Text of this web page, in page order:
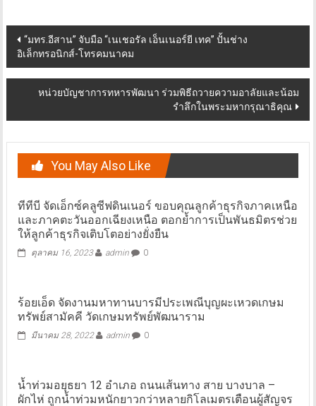
Post
navigation
“มทร.อีสาน” จับมือ “เนเชอรัล เอ็นเนอร์ยี เทค” ปั้นช่าง
อิเล็กทรอนิกส์-โทรคมนาคม
หน่วยบัญชาการทหารพัฒนา ร่วมพิธีถวายความอาลัยและน้อม
รำลึกในพระมหากรุณาธิคุณ
You May Also Like
ทีทีบี จัดเอ็กซ์คลูซีฟดินเนอร์ ขอบคุณลูกค้าธุรกิจภาคเหนือ
และภาคตะวันออกเฉียงเหนือ ตอกย้ำการเป็นพันธมิตรช่วย
ให้ลูกค้าธุรกิจเติบโตอย่างยั่งยืน
ตุลาคม 16, 2023 admin 0
ร้อยเอ็ด จัดงานมหาทานบารมีประเพณีบุญผะเหวดเกษม
ทรัพย์สามัคคี วัดเกษมทรัพย์พัฒนาราม
มีนาคม 28, 2022 admin 0
น้ำท่วมอยุธยา 12 อำเภอ ถนนเส้นทาง สาย บางบาล –
ผักไห่ ถูกน้ำท่วมหนักยาวกว่าหลายกิโลเมตรเตือนผู้สัญจร